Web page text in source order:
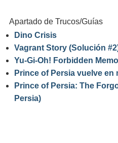
Apartado de Trucos/Guías
Dino Crisis
Vagrant Story (Solución
Yu-Gi-Oh! Forbidden
Prince of Persia vuelve en
Prince of Persia: The
Persia)